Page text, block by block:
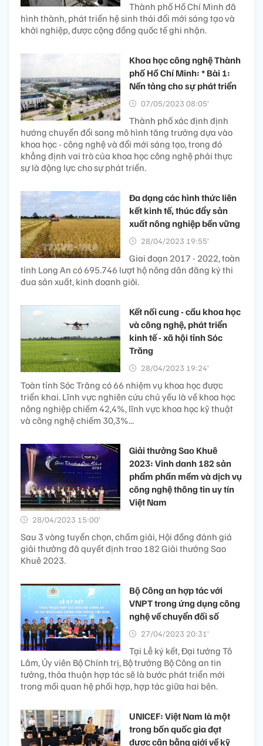
Thành phố Hồ Chí Minh đã
hình thành, phát triển hệ sinh thái đổi mới sáng tạo và
khởi nghiệp, được cộng đồng quốc tế ghi nhận.
Khoa học công nghệ Thành
phố Hồ Chí Minh: * Bài 1:
Nền tảng cho sự phát triển
07/05/2023 08:05’
Thành phố xác định định
hướng chuyển đổi sang mô hình tăng trưởng dựa vào
khoa học - công nghệ và đổi mới sáng tạo, trong đó
khẳng định vai trò của khoa học công nghệ phải thực
sự là động lực cho sự phát triển.
Đa dạng các hình thức liên
kết kinh tế, thúc đẩy sản
xuất nông nghiệp bền vững
28/04/2023 19:55’
Giai đoạn 2017 - 2022, toàn
tỉnh Long An có 695.746 lượt hộ nông dân đăng ký thi
đua sản xuất, kinh doanh giỏi.
Kết nối cung - cầu khoa học
và công nghệ, phát triển
kinh tế - xã hội tỉnh Sóc
Trăng
28/04/2023 19:24’
Toàn tỉnh Sóc Trăng có 66 nhiệm vụ khoa học được
triển khai. Lĩnh vực nghiên cứu chủ yếu là về khoa học
nông nghiệp chiếm 42,4%, lĩnh vực khoa học kỹ thuật
và công nghệ chiếm 30,3%...
Giải thưởng Sao Khuê
2023: Vinh danh 182 sản
phẩm phần mềm và dịch vụ
công nghệ thông tin uy tín
Việt Nam
28/04/2023 15:00’
Sau 3 vòng tuyển chọn, chấm giải, Hội đồng đánh giá
giải thưởng đã quyết định trao 182 Giải thưởng Sao
Khuê 2023.
Bộ Công an hợp tác với
VNPT trong ứng dụng công
nghệ về chuyển đối số
27/04/2023 20:31’
Tại Lễ ký kết, Đại tướng Tô
Lâm, Ủy viên Bộ Chính trị, Bộ trưởng Bộ Công an tin
tưởng, thỏa thuận hợp tác sẽ là bước phát triển mới
trong mối quan hệ phối hợp, hợp tác giữa hai bên.
UNICEF: Việt Nam là một
trong bốn quốc gia đạt
được cân bằng giới về kỹ